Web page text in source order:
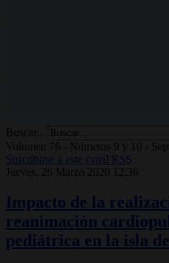
Buscar...
Volumen 76 - Números 9 y 10 -
Suscribirse a este canal RSS
Jueves, 26 Marzo 2020 12:36
Impacto de la
reanimación
pediátrica en la isla